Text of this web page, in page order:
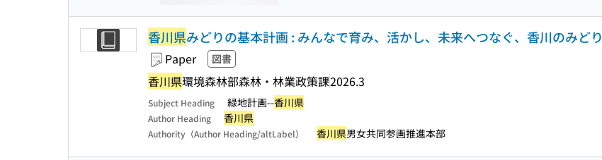
香川県みどりの基本計画 : みんなで育み、活かし、未来へつなぐ、香川のみどり
Paper 図書
香川県環境森林部森林・林業政策課2026.3
Subject Heading 緑地計画--香川県
Author Heading 香川県
Authority（Author Heading/altLabel） 香川県男女共同参画推進本部